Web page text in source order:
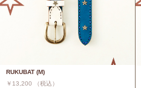
RUKUBAT (M)
￥13,200 （税込）